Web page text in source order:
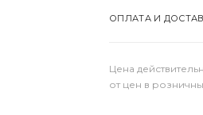
ОПЛАТА И
Цена
от цен в